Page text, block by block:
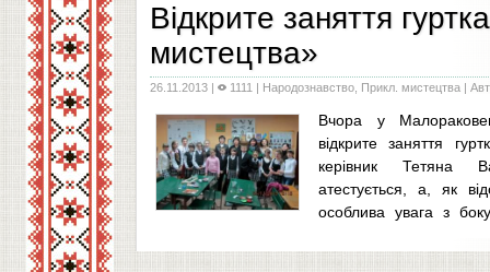
Відкрите заняття
мистецтва»
26.11.2013 | 1111 | Народознавство, Прикл. мистецтва |
Вчора у
відкрите заняття
керівник Тетяна
атестується, а, як
особлива увага з боку